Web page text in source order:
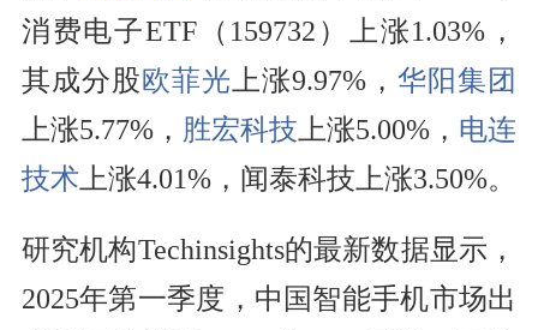
消费电子ETF（159732）上涨1.03%，
其成分股欧菲光上涨9.97%，华阳集团
上涨5.77%， 胜宏科技上涨5.00%， 电连
技术上涨4.01%，闻泰科技上涨3.50%。
研究机构Techinsights的最新数据显示，
2025年第一季度，中国智能手机市场出